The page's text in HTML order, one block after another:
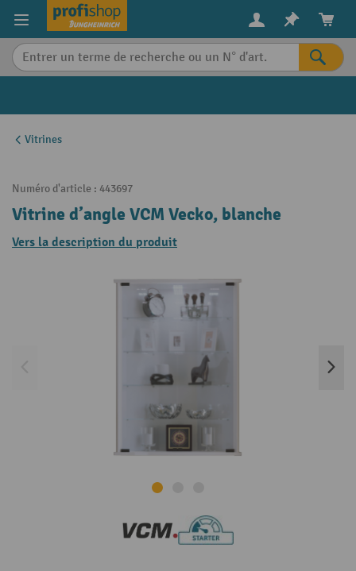
content
Vitrines
Numéro d'article : 443697
Vitrine d’angle VCM Vecko, blanche
Vers la description du produit